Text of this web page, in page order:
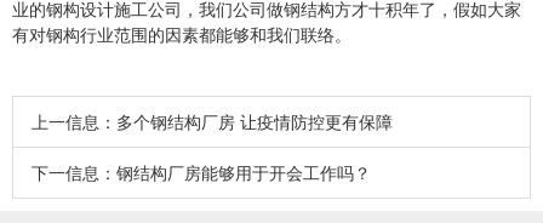
业的钢构设计施工公司，我们公司做钢结构方才十积年了，假如大家
有对钢构行业范围的因素都能够和我们联络。
上一信息： 多个钢结构厂房 让疫情防控更有保障
下一信息： 钢结构厂房能够用于开会工作吗？